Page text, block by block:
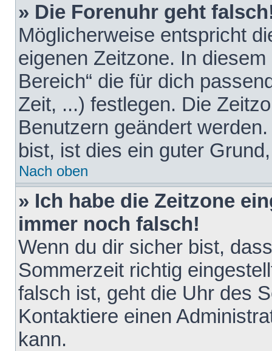
» Die Forenuhr geht
Möglicherweise entspricht
eigenen Zeitzone. In
Bereich“ die für dich
Zeit, ...) festlegen. Die
Benutzern geändert
bist, ist dies ein guter
Nach oben
» Ich habe die Zeitzone
immer noch falsch!
Wenn du dir sicher bist,
Sommerzeit richtig
falsch ist, geht die Uhr des
Kontaktiere einen
kann.